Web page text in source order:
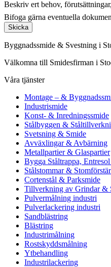
Beskriv ert behov,
Bifoga gärna eventuella
Skicka
Byggnadssmide & Svestning i
Välkomna till Smidesfirman i
Våra tjänster
Montage – &
Industrismide
Konst- & Inredningssmide
Stålbyggen &
Svetsning & Smide
Avväxlingar & Avbärning
Metallpartier & Glaspartier
Bygga Ståltrappa,
Stålstommar &
Cortenstål & Parksmide
Tillverkning av Grindar &
Pulvermålning industri
Pulverlackering industri
Sandblästring
Blästring
Industrimålning
Rostskyddsmålning
Ytbehandling
Industrilackering